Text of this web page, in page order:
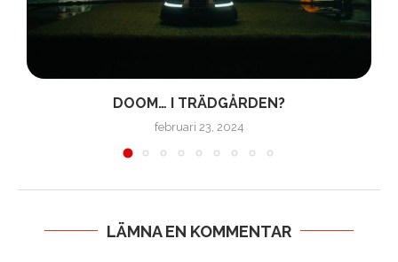
DOOM… I TRÄDGÅRDEN?
februari 23, 2024
LÄMNA EN KOMMENTAR